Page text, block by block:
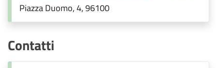
Regolamenti di competenza.
Piazza Duomo, 4, 96100
Contatti